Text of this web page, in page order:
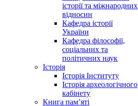
історії та міжнародних
відносин
Кафедра історії
України
Кафедра філософії,
соціальних та
політичних наук
Історія
Історія Інституту
Історія археологічного
кабінету
Книга памʼяті